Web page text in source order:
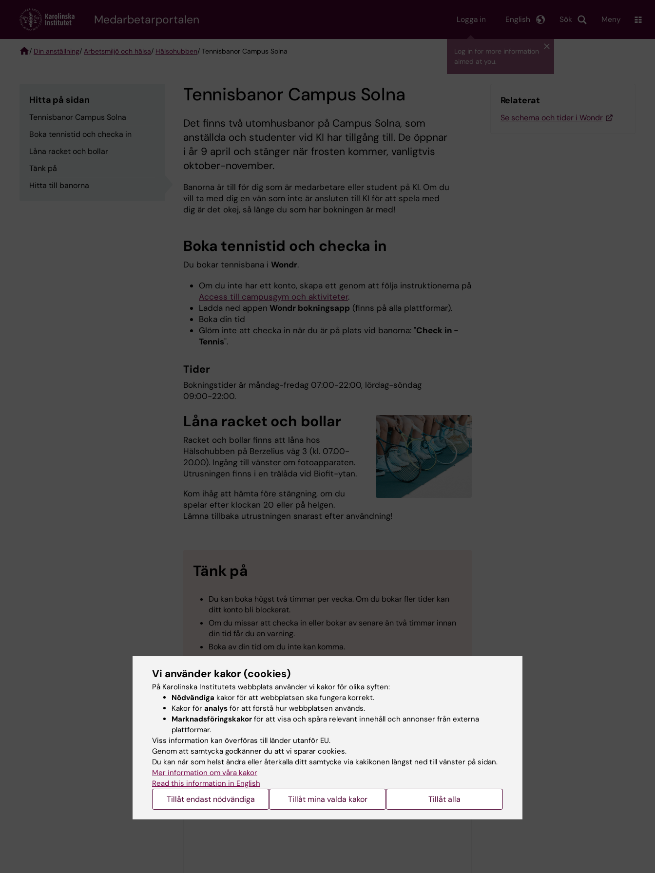
content
Medarbetarportalen Logga in
Log in for more information
aimed at you.
Sök
English Meny
/ Din anställning/ Arbetsmiljö och hälsa/ Hälsohubben/ Tennisbanor Campus Solna
Hitta på sidan
Tennisbanor Campus Solna
Boka tennistid och checka in
Låna racket och bollar
Tänk på
Hitta till banorna
Tennisbanor Campus Solna
Det finns två utomhusbanor på Campus Solna, som
anställda och studenter vid KI har tillgång till. De öppnar
i år 9 april och stänger när frosten kommer, vanligtvis
oktober-november.
Banorna är till för dig som är medarbetare eller student på KI. Om du
vill ta med dig en vän som inte är ansluten till KI för att spela med
dig är det okej, så länge du som har bokningen är med!
Boka tennistid och checka in
Du bokar tennisbana i Wondr.
Om du inte har ett konto, skapa ett genom att följa instruktionerna på
Access till campusgym och aktiviteter.
Ladda ned appen Wondr bokningsapp (finns på alla plattformar).
Boka din tid
Glöm inte att checka in när du är på plats vid banorna: "Check in -
Tennis".
Tider
Bokningstider är måndag-fredag 07:00-22:00, lördag-söndag
09:00-22:00.
Låna racket och bollar
Racket och bollar finns att låna hos
Hälsohubben på Berzelius väg 3 (kl. 07.00-
20.00). Ingång till vänster om fotoapparaten.
Utrusningen finns i en trälåda vid Biofit-ytan.
Kom ihåg att hämta före stängning, om du
spelar efter klockan 20 eller på helgen.
Lämna tillbaka utrustningen snarast efter användning!
Tänk på
Du kan boka högst två timmar per vecka. Om du bokar fler tider kan
ditt konto bli blockerat.
Om du missar att checka in eller bokar av senare än två timmar innan
din tid får du en varning.
Boka av din tid om du inte kan komma.
Hitta till banorna
Relaterat
Se schema och tider i Wondr
Vi använder kakor (cookies)
På Karolinska Institutets webbplats använder vi kakor för olika syften:
Nödvändiga kakor för att webbplatsen ska fungera korrekt.
Kakor för analys för att förstå hur webbplatsen används.
Marknadsföringskakor för att visa och spåra relevant innehåll och annonser från externa
plattformar.
Viss information kan överföras till länder utanför EU.
Genom att samtycka godkänner du att vi sparar cookies.
Du kan när som helst ändra eller återkalla ditt samtycke via kakikonen längst ned till vänster på sidan.
Mer information om våra kakor
Read this information in English
Tillåt endast nödvändiga Tillåt mina valda kakor Tillåt alla